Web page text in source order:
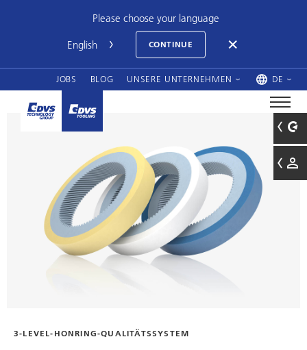
Please choose your language
CONTINUE
JOBS BLOG UNSERE UNTERNEHMEN DE
3-LEVEL-HONRING-QUALITÄTSSYSTEM